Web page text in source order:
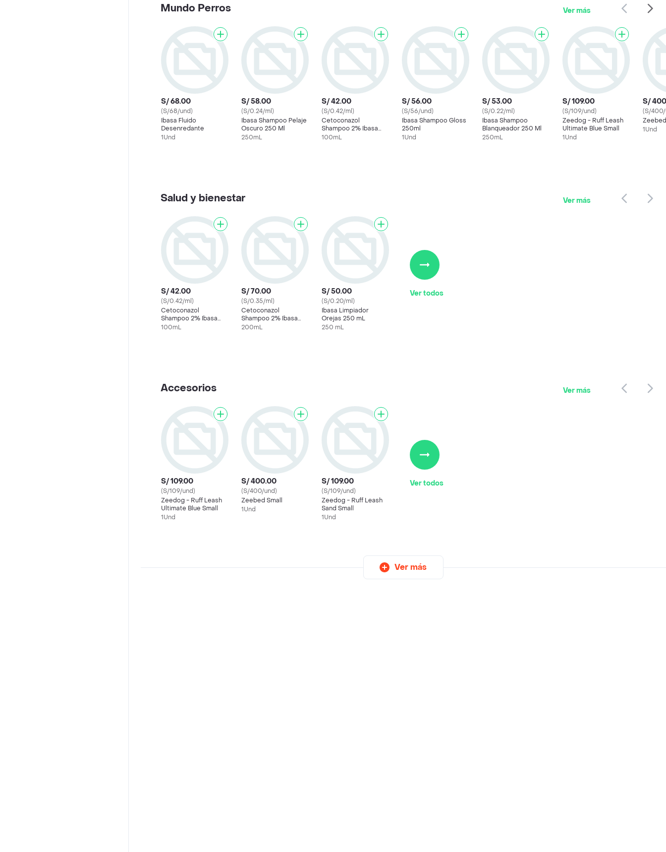
Mundo Perros Ver más
S/ 68.00
(S/68/und)
Ibasa Fluido
Desenredante
1Und
S/ 58.00
(S/0.24/ml)
Ibasa Shampoo Pelaje
Oscuro 250 Ml
250mL
S/ 42.00
(S/0.42/ml)
Cetoconazol
Shampoo 2% Ibasa
100 Ml
100mL
S/ 56.00
(S/56/und)
Ibasa Shampoo Gloss
250ml
1Und
S/ 53.00
(S/0.22/ml)
Ibasa Shampoo
Blanqueador 250 Ml
250mL
S/ 109.00
(S/109/und)
Zeedog - Ruff Leash
Ultimate Blue Small
1Und
S/
(S/
1Und
Salud y bienestar Ver más
S/ 42.00
(S/0.42/ml)
Cetoconazol
Shampoo 2% Ibasa
100 Ml
100mL
S/ 70.00
(S/0.35/ml)
Cetoconazol
Shampoo 2% Ibasa
200 Ml
200mL
S/ 50.00
(S/0.20/ml)
Ibasa Limpiador
Orejas 250 mL
250 mL
Ver todos
Accesorios Ver más
S/ 109.00
(S/109/und)
Zeedog - Ruff Leash
Ultimate Blue Small
1Und
S/ 400.00
(S/400/und)
Zeebed Small
1Und
S/ 109.00
(S/109/und)
Zeedog - Ruff Leash
Sand Small
1Und
Ver todos
Ver más